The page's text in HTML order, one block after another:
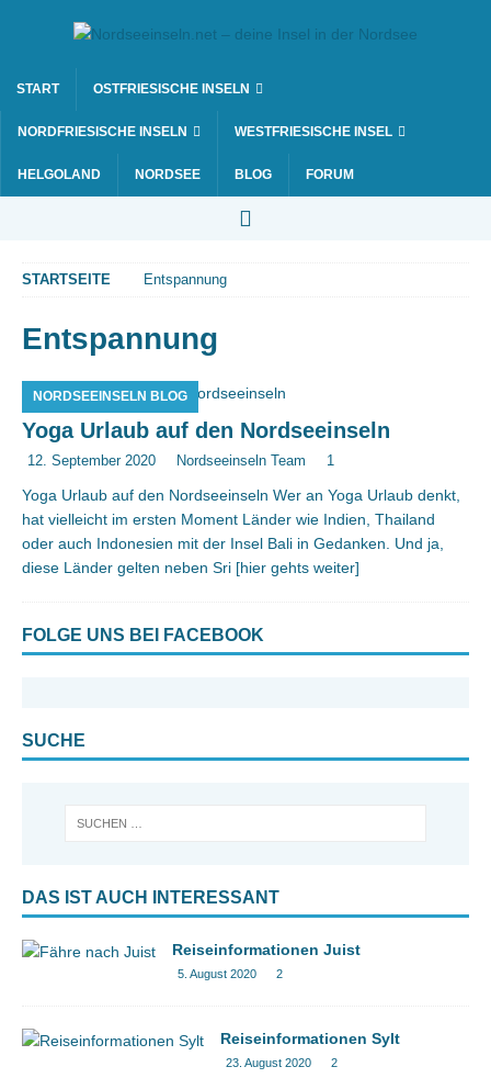
START OSTFRIESISCHE INSELN
NORDFRIESISCHE INSELN WESTFRIESISCHE INSEL
HELGOLAND NORDSEE BLOG FORUM
STARTSEITE Entspannung
Entspannung
NORDSEEINSELN BLOG
Yoga Urlaub auf den Nordseeinseln
12. September 2020 Nordseeinseln Team 1
Yoga Urlaub auf den Nordseeinseln Wer an Yoga Urlaub denkt,
hat vielleicht im ersten Moment Länder wie Indien, Thailand
oder auch Indonesien mit der Insel Bali in Gedanken. Und ja,
diese Länder gelten neben Sri [hier gehts weiter]
FOLGE UNS BEI FACEBOOK
SUCHE
DAS IST AUCH INTERESSANT
Reiseinformationen Juist
5. August 2020 2
Reiseinformationen Sylt
23. August 2020 2